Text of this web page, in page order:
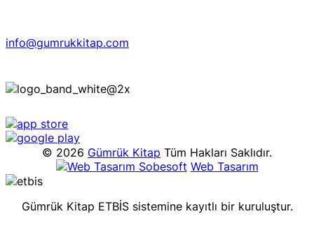
info@gumrukkitap.com
© 2026 Gümrük Kitap Tüm Hakları Saklıdır.
Sobesoft Web Tasarım
Gümrük Kitap ETBİS sistemine kayıtlı bir kuruluştur.